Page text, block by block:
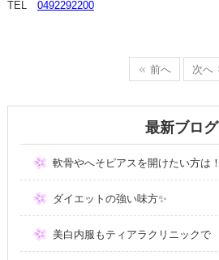
TEL 0492292200
前へ 次へ
最新ブログ
軟骨やへそピアスを開けたい方は！
ダイエットの強い味方✨
美白内服もティアラクリニックで